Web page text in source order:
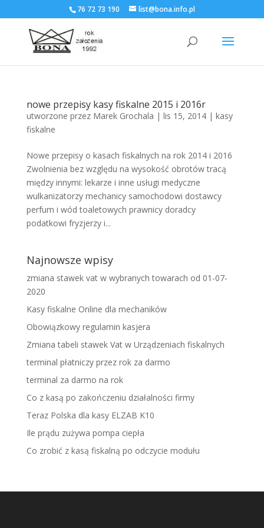
76 72 73 190 list@bona.info.pl
nowe przepisy kasy fiskalne 2015 i 2016r
utworzone przez Marek Grochala | lis 15, 2014| kasy
fiskalne
Nowe przepisy o kasach fiskalnych na rok 2014 i 2016
Zwolnienia bez względu na wysokość obrotów tracą
między innymi: lekarze i inne usługi medyczne
wulkanizatorzy mechanicy samochodowi dostawcy
perfum i wód toaletowych prawnicy doradcy
podatkowi fryzjerzy i...
Najnowsze wpisy
zmiana stawek vat w wybranych towarach od 01-07-
2020
Kasy fiskalne Online dla mechaników
Obowiązkowy regulamin kasjera
Zmiana tabeli stawek Vat w Urządzeniach fiskalnych
terminal płatniczy przez rok za darmo
terminal za darmo na rok
Co z kasą po zakończeniu działalności firmy
Teraz Polska dla kasy ELZAB K10
Ile prądu zużywa pompa ciepła
Co zrobić z kasą fiskalną po odczycie modułu